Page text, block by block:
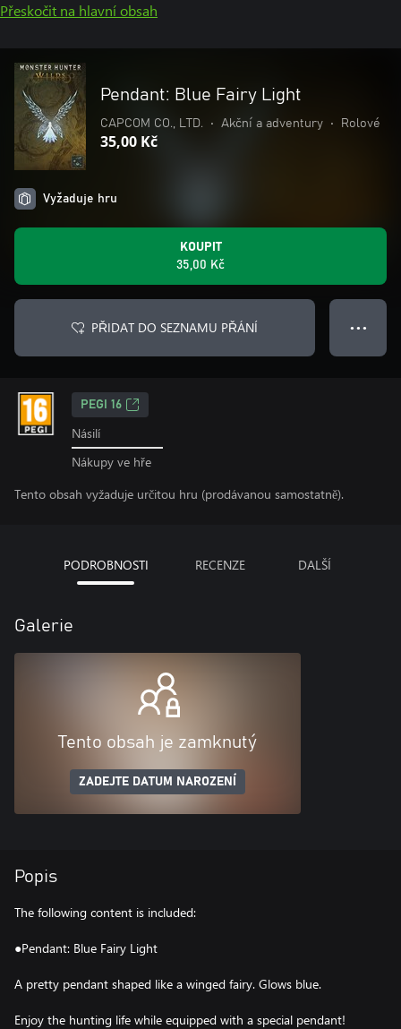
Přeskočit na hlavní obsah
Pendant: Blue Fairy Light
CAPCOM CO., LTD. • Akční a adventury • Rolové
35,00 Kč
Vyžaduje hru
KOUPIT
35,00 Kč
PŘIDAT DO SEZNAMU PŘÁNÍ ● ● ●
PEGI 16
Násilí
Nákupy ve hře
Tento obsah vyžaduje určitou hru (prodávanou samostatně).
PODROBNOSTI RECENZE DALŠÍ
Galerie
Tento obsah je zamknutý
ZADEJTE DATUM NAROZENÍ
Popis
The following content is included:
●Pendant: Blue Fairy Light
A pretty pendant shaped like a winged fairy. Glows blue.
Enjoy the hunting life while equipped with a special pendant!